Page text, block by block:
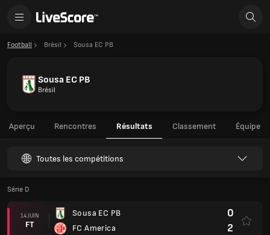
Football Brésil Sousa EC PB
Sousa EC PB
Brésil
Aperçu Rencontres Résultats Classement Équipe
Toutes les compétitions
Série D
14 JUIN
FT
Sousa EC PB
FC America
0
2